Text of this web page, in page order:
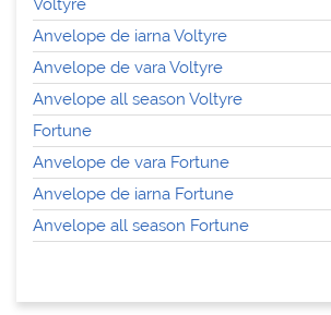
Voltyre
Anvelope de iarna Voltyre
Anvelope de vara Voltyre
Anvelope all season Voltyre
Fortune
Anvelope de vara Fortune
Anvelope de iarna Fortune
Anvelope all season Fortune